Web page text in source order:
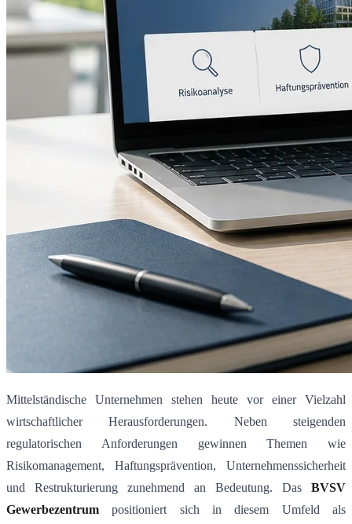
Mittelständische Unternehmen stehen heute vor einer Vielzahl
wirtschaftlicher Herausforderungen. Neben steigenden
regulatorischen Anforderungen gewinnen Themen wie
Risikomanagement, Haftungsprävention, Unternehmenssicherheit
und Restrukturierung zunehmend an Bedeutung. Das BVSV
Gewerbezentrum positioniert sich in diesem Umfeld als